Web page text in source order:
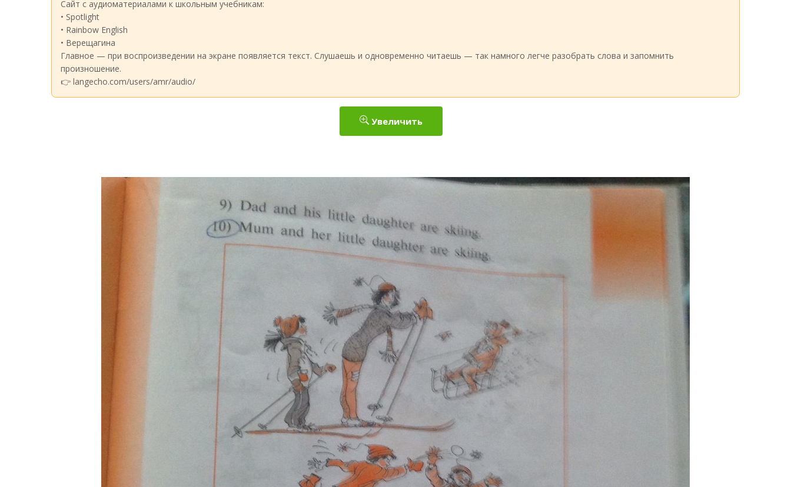
Сайт с аудиоматериалами к школьным учебникам:
• Spotlight
• Rainbow English
• Верещагина
Главное — при воспроизведении на экране появляется текст. Слушаешь и одновременно читаешь — так намного легче разобрать слова и запомнить
произношение.
👉 langecho.com/users/amr/audio/
Увеличить